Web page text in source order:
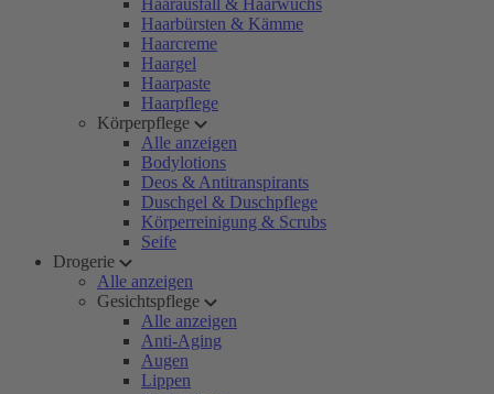
Haarausfall & Haarwuchs
Haarbürsten & Kämme
Haarcreme
Haargel
Haarpaste
Haarpflege
Körperpflege
Alle anzeigen
Bodylotions
Deos & Antitranspirants
Duschgel & Duschpflege
Körperreinigung & Scrubs
Seife
Drogerie
Alle anzeigen
Gesichtspflege
Alle anzeigen
Anti-Aging
Augen
Lippen